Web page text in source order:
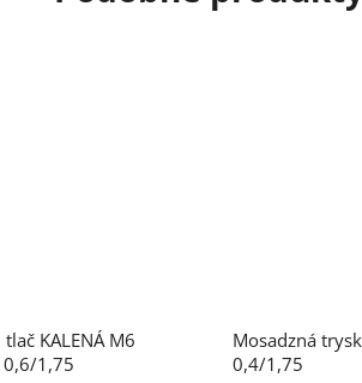
KALENÁ M6
1,75
Mosadzná
0,4/1,75